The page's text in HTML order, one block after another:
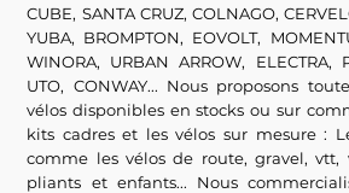
CUBE, SANTA CRUZ, COLNAGO,
YUBA, BROMPTON, EOVOLT,
WINORA, URBAN ARROW, ELECTRA,
UTO, CONWAY... Nous proposons
vélos disponibles en stocks ou sur
kits cadres et les vélos sur mesure :
comme les vélos de route, gravel, vtt,
pliants et enfants... Nous